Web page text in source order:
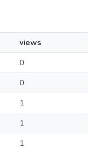
views
0
0
1
1
1